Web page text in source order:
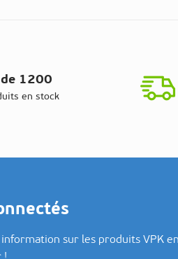
1200
en stock
sur les produits VPK